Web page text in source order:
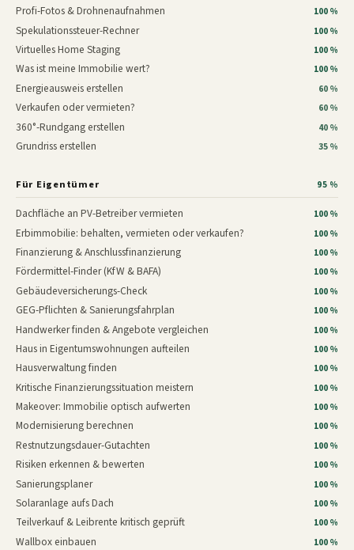
Profi-Fotos & Drohnenaufnahmen 100 %
Spekulationssteuer-Rechner 100 %
Virtuelles Home Staging 100 %
Was ist meine Immobilie wert? 100 %
Energieausweis erstellen 60 %
Verkaufen oder vermieten? 60 %
360°-Rundgang erstellen 40 %
Grundriss erstellen 35 %
Für Eigentümer 95 %
Dachfläche an PV-Betreiber vermieten 100 %
Erbimmobilie: behalten, vermieten oder verkaufen? 100 %
Finanzierung & Anschlussfinanzierung 100 %
Fördermittel-Finder (KfW & BAFA) 100 %
Gebäudeversicherungs-Check 100 %
GEG-Pflichten & Sanierungsfahrplan 100 %
Handwerker finden & Angebote vergleichen 100 %
Haus in Eigentumswohnungen aufteilen 100 %
Hausverwaltung finden 100 %
Kritische Finanzierungssituation meistern 100 %
Makeover: Immobilie optisch aufwerten 100 %
Modernisierung berechnen 100 %
Restnutzungsdauer-Gutachten 100 %
Risiken erkennen & bewerten 100 %
Sanierungsplaner 100 %
Solaranlage aufs Dach 100 %
Teilverkauf & Leibrente kritisch geprüft 100 %
Wallbox einbauen 100 %